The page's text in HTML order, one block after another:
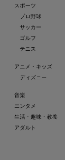
スポーツ
プロ野球
サッカー
ゴルフ
テニス
アニメ・キッズ
ディズニー
音楽
エンタメ
生活・趣味・教養
アダルト